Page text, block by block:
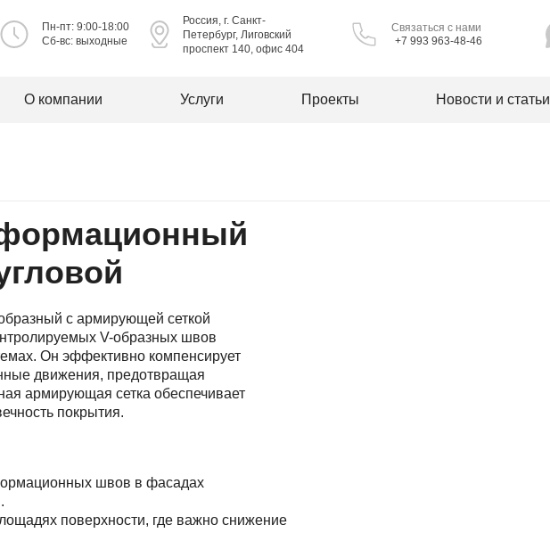
Пн-пт: 9:00-18:00
Сб-вc: выходные
Россия, г. Санкт-
Петербург, Лиговский
проспект 140, офис 404
+7 993 963-48-46
Связаться с нами
О компании Услуги Проекты Новости и статьи
швов в фасадах
поверхности, где важно снижение
с армирующей сеткой
V-образных швов
Он эффективно компенсирует
движения, предотвращая
армирующая сетка обеспечивает
покрытия.